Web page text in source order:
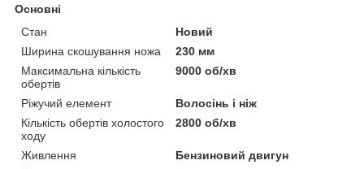
Основні
Стан
Новий
Ширина скошування ножа
230 мм
Максимальна кількість
обертів
9000 об/хв
Ріжучий елемент
Волосінь і ніж
Кількість обертів холостого
ходу
2800 об/хв
Живлення
Бензиновий двигун